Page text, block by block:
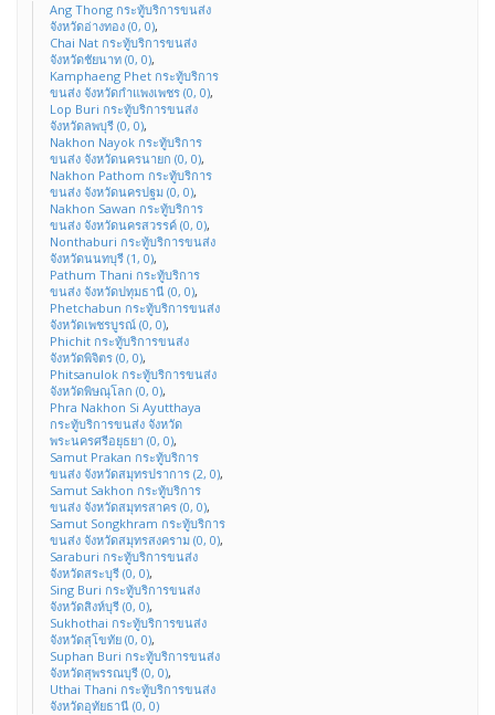
Ang Thong กระทู้บริการขนส่ง
จังหวัดอ่างทอง (0, 0),
Chai Nat กระทู้บริการขนส่ง
จังหวัดชัยนาท (0, 0),
Kamphaeng Phet กระทู้บริการ
ขนส่ง จังหวัดกำแพงเพชร (0, 0),
Lop Buri กระทู้บริการขนส่ง
จังหวัดลพบุรี (0, 0),
Nakhon Nayok กระทู้บริการ
ขนส่ง จังหวัดนครนายก (0, 0),
Nakhon Pathom กระทู้บริการ
ขนส่ง จังหวัดนครปฐม (0, 0),
Nakhon Sawan กระทู้บริการ
ขนส่ง จังหวัดนครสวรรค์ (0, 0),
Nonthaburi กระทู้บริการขนส่ง
จังหวัดนนทบุรี (1, 0),
Pathum Thani กระทู้บริการ
ขนส่ง จังหวัดปทุมธานี (0, 0),
Phetchabun กระทู้บริการขนส่ง
จังหวัดเพชรบูรณ์ (0, 0),
Phichit กระทู้บริการขนส่ง
จังหวัดพิจิตร (0, 0),
Phitsanulok กระทู้บริการขนส่ง
จังหวัดพิษณุโลก (0, 0),
Phra Nakhon Si Ayutthaya
กระทู้บริการขนส่ง จังหวัด
พระนครศรีอยุธยา (0, 0),
Samut Prakan กระทู้บริการ
ขนส่ง จังหวัดสมุทรปราการ (2, 0),
Samut Sakhon กระทู้บริการ
ขนส่ง จังหวัดสมุทรสาคร (0, 0),
Samut Songkhram กระทู้บริการ
ขนส่ง จังหวัดสมุทรสงคราม (0, 0),
Saraburi กระทู้บริการขนส่ง
จังหวัดสระบุรี (0, 0),
Sing Buri กระทู้บริการขนส่ง
จังหวัดสิงห์บุรี (0, 0),
Sukhothai กระทู้บริการขนส่ง
จังหวัดสุโขทัย (0, 0),
Suphan Buri กระทู้บริการขนส่ง
จังหวัดสุพรรณบุรี (0, 0),
Uthai Thani กระทู้บริการขนส่ง
จังหวัดอุทัยธานี (0, 0)